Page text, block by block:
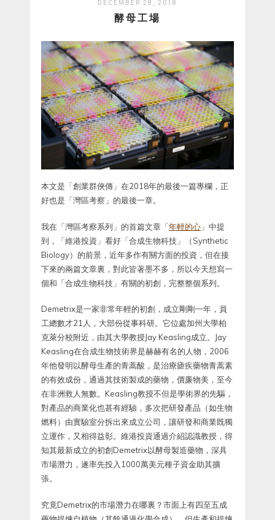
DECEMBER 28, 2018
酵母工場
本文是「創業群俠傳」在2018年的最後一篇專欄，正
好也是「灣區考察」的最後一章。
我在「灣區考察系列」的首篇文章「年輕的心 」中提
到，「維港投資」看好「合成生物科技」（Synthetic
Biology）的前景，近年多作有關方面的投資，但在接
下來的兩篇文章裏，對此皆著墨不多，所以今天想寫一
個和「合成生物科技」有關的初創，完整整個系列。
Demetrix是一家非常年輕的初創，成立剛剛一年，員
工總數才21人，大部份從事科研。它位處加州大學柏
克萊分校附近，由其大學教授Jay Keasling成立。Jay
Keasling在合成生物技術界是赫赫有名的人物，2006
年他發明以酵母生產的青蒿酸，是治療瘧疾藥物青蒿素
的有效成份，通過其技術製成的藥物，價廉物美，至今
在非洲救人無數。Keasling教授不但是學術界的先驅，
對產品的商業化也甚有經驗，多次把研發產品（如生物
燃料）由實驗室分拆出來成立公司，讓研發和商業既獨
立運作，又相得益彰。維港投資通過介紹認識教授，得
知其最新成立的初創Demetrix以酵母製造藥物，深具
市場潛力，遂率先投入1000萬美元種子資金助其擴
張。
究竟Demetrix的市場潛力在哪裏？市面上有四至五成